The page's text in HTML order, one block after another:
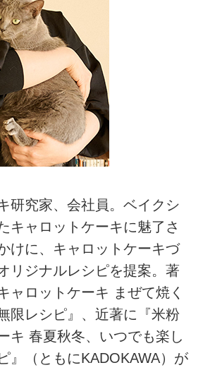
研究家、会社員。ベイクシ
キャロットケーキに魅了さ
けに、キャロットケーキづ
リジナルレシピを提案。著
ャロットケーキ まぜて焼く
限レシピ』、近著に『米粉
キ 春夏秋冬、いつでも楽し
』（ともにKADOKAWA）が